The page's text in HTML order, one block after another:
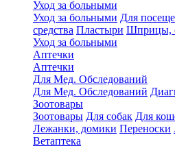
Уход за больными
Уход за больными Для
средства Пластыри Шприцы,
Уход за больными
Аптечки
Аптечки
Для Мед. Обследований
Для Мед. Обследований
Зоотовары
Зоотовары Для собак Для
Лежанки, домики Переноски
Ветаптека